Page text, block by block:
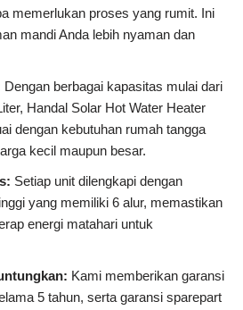
memerlukan proses yang rumit. Ini
mandi Anda lebih nyaman dan
Dengan berbagai kapasitas mulai dari
Handal Solar Hot Water Heater
dengan kebutuhan rumah tangga
kecil maupun besar.
Setiap unit dilengkapi dengan
yang memiliki 6 alur, memastikan
energi matahari untuk
Kami memberikan garansi
5 tahun, serta garansi sparepart